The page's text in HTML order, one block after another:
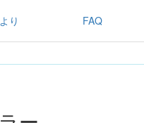
り FAQ